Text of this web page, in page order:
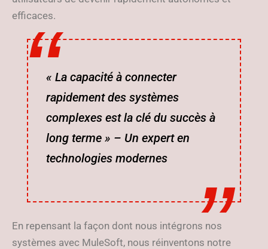
efficaces.
« La capacité à connecter
rapidement des systèmes
complexes est la clé du succès à
long terme » – Un expert en
technologies modernes
En repensant la façon dont nous intégrons nos
systèmes avec MuleSoft, nous réinventons notre